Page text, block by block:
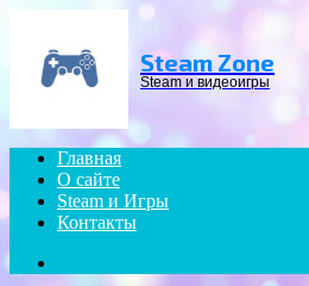
Steam Zone
Steam и видеоигры
Главная
О сайте
Steam и Игры
Контакты